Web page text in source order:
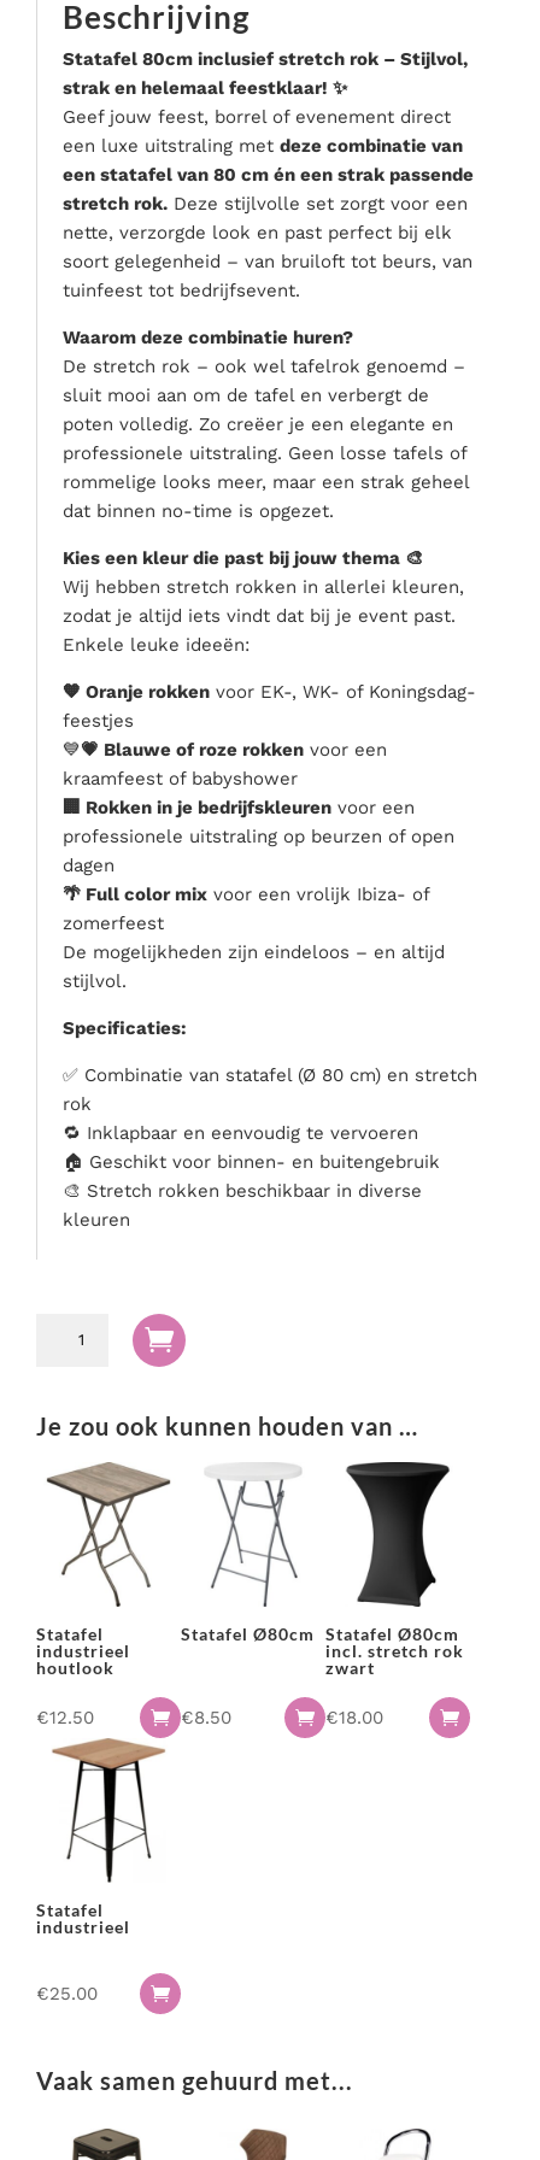
Serveer materialen
Servies & bestek
Speciale effecten
Stroom
Tafel accessoires
Tenten & parasols
Veiligheid, hygiëne & afvalverwerking
Beschrijving
Statafel 80cm inclusief stretch rok – Stijlvol,
strak en helemaal feestklaar! ✨
Geef jouw feest, borrel of evenement direct
een luxe uitstraling met deze combinatie van
een statafel van 80 cm én een strak passende
stretch rok. Deze stijlvolle set zorgt voor een
nette, verzorgde look en past perfect bij elk
soort gelegenheid – van bruiloft tot beurs, van
tuinfeest tot bedrijfsevent.
Waarom deze combinatie huren?
De stretch rok – ook wel tafelrok genoemd –
sluit mooi aan om de tafel en verbergt de
poten volledig. Zo creëer je een elegante en
professionele uitstraling. Geen losse tafels of
rommelige looks meer, maar een strak geheel
dat binnen no-time is opgezet.
Kies een kleur die past bij jouw thema 🎨
Wij hebben stretch rokken in allerlei kleuren,
zodat je altijd iets vindt dat bij je event past.
Enkele leuke ideeën:
🧡 Oranje rokken voor EK-, WK- of Koningsdag-
feestjes
💙💗 Blauwe of roze rokken voor een
kraamfeest of babyshower
🏢 Rokken in je bedrijfskleuren voor een
professionele uitstraling op beurzen of open
dagen
🌴 Full color mix voor een vrolijk Ibiza- of
zomerfeest
De mogelijkheden zijn eindeloos – en altijd
stijlvol.
Specificaties:
✅ Combinatie van statafel (Ø 80 cm) en stretch
rok
🔁 Inklapbaar en eenvoudig te vervoeren
🏠 Geschikt voor binnen- en buitengebruik
🎨 Stretch rokken beschikbaar in diverse
kleuren
stretch
rok
wit
aantal

Je zou ook kunnen houden van …
Statafel
industrieel
houtlook
€12.50 
Statafel Ø80cm
€8.50 
Statafel Ø80cm
incl. stretch rok
zwart
€18.00 
Statafel
industrieel
€25.00 
Vaak samen gehuurd met...